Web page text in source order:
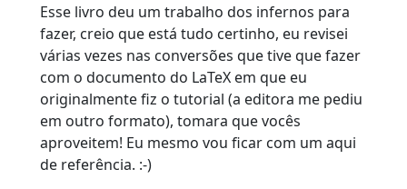
Esse livro deu um trabalho dos infernos para
fazer, creio que está tudo certinho, eu revisei
várias vezes nas conversões que tive que fazer
com o documento do LaTeX em que eu
originalmente fiz o tutorial (a editora me pediu
em outro formato), tomara que vocês
aproveitem! Eu mesmo vou ficar com um aqui
de referência. :-)